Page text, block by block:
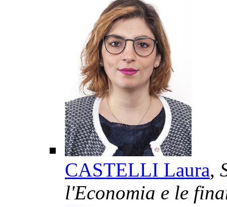
CASTELLI Laura,
l'Economia e le